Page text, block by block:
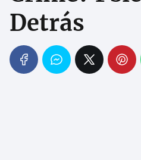
Detrás